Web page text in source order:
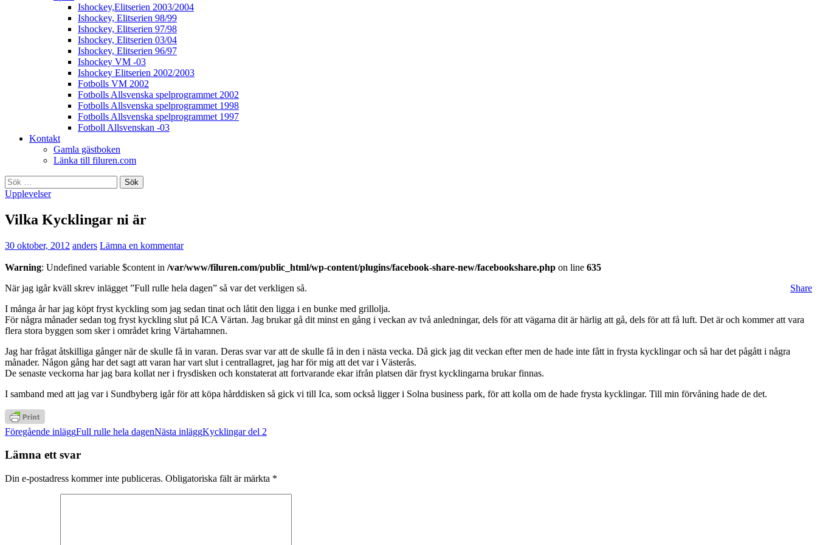
Ishockey,Elitserien 2003/2004
Ishockey, Elitserien 98/99
Ishockey, Elitserien 97/98
Ishockey, Elitserien 03/04
Ishockey, Elitserien 96/97
Ishockey VM -03
Ishockey Elitserien 2002/2003
Fotbolls VM 2002
Fotbolls Allsvenska spelprogrammet 2002
Fotbolls Allsvenska spelprogrammet 1998
Fotbolls Allsvenska spelprogrammet 1997
Fotboll Allsvenskan -03
Kontakt
Gamla gästboken
Länka till filuren.com
Sök
efter:
Upplevelser
Vilka Kycklingar ni är
30 oktober, 2012 anders Lämna en kommentar
Warning: Undefined variable $content in /var/www/filuren.com/public_html/wp-content/plugins/facebook-share-new/facebookshare.php on line 635
Share
När jag igår kväll skrev inlägget ”Full rulle hela dagen” så var det verkligen så.
I många år har jag köpt fryst kyckling som jag sedan tinat och låtit den ligga i en bunke med grillolja.
För några månader sedan tog fryst kyckling slut på ICA Värtan. Jag brukar gå dit minst en gång i veckan av två anledningar, dels för att vägarna dit är härlig att gå, dels för att få luft. Det är och kommer att vara
flera stora byggen som sker i området kring Värtahamnen.
Jag har frågat åtskilliga gånger när de skulle få in varan. Deras svar var att de skulle få in den i nästa vecka. Då gick jag dit veckan efter men de hade inte fått in frysta kycklingar och så har det pågått i några
månader. Någon gång har det sagt att varan har vart slut i centrallagret, jag har för mig att det var i Västerås.
De senaste veckorna har jag bara kollat ner i frysdisken och konstaterat att fortvarande ekar ifrån platsen där fryst kycklingarna brukar finnas.
I samband med att jag var i Sundbyberg igår för att köpa hårddisken så gick vi till Ica, som också ligger i Solna business park, för att kolla om de hade frysta kycklingar. Till min förvåning hade de det.
Inläggsnavigering
Föregående inläggFull rulle hela dagenNästa inläggKycklingar del 2
Lämna ett svar
Din e-postadress kommer inte publiceras. Obligatoriska fält är märkta *